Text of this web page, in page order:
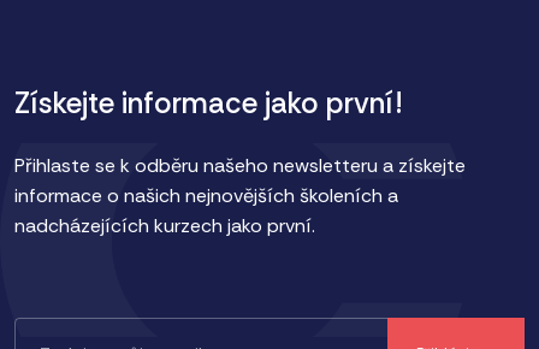
Získejte informace jako první!
Přihlaste se k odběru našeho newsletteru a získejte
informace o našich nejnovějších školeních a
nadcházejících kurzech jako první.